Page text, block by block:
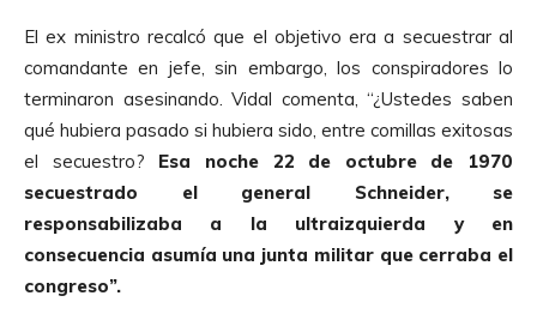
r
d
e
A
u
d
i
o
El ex ministro recalcó que el objetivo era a secuestrar al
comandante en jefe, sin embargo, los conspiradores lo
terminaron asesinando. Vidal comenta, “¿Ustedes saben
qué hubiera pasado si hubiera sido, entre comillas exitosas
el secuestro? Esa noche 22 de octubre de 1970
secuestrado el general Schneider, se
responsabilizaba a la ultraizquierda y en
consecuencia asumía una junta militar que cerraba el
congreso”.